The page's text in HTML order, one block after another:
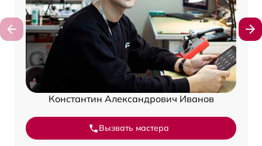
Константин Александрович Иванов
Вызвать мастера